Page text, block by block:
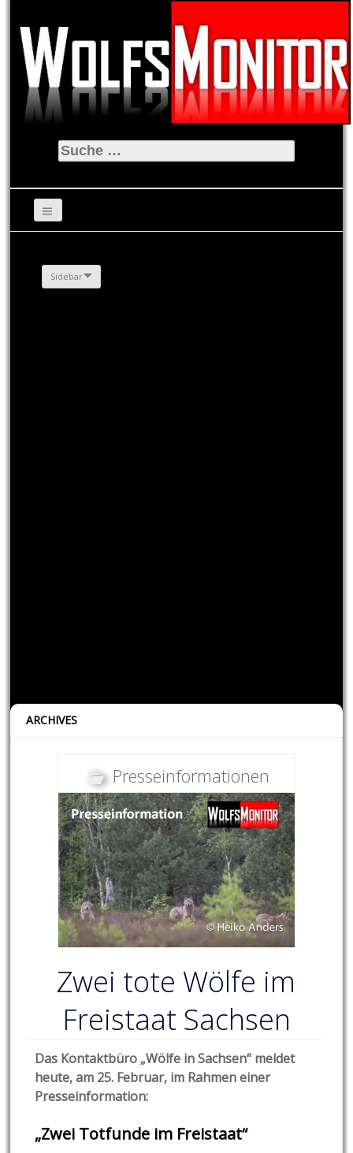
Suche
nach:
Sidebar
ARCHIVES
Presseinformationen
Zwei tote Wölfe im
Freistaat Sachsen
Das Kontaktbüro „Wölfe in Sachsen“ meldet
heute, am 25. Februar, im Rahmen einer
Presseinformation:
„Zwei Totfunde im Freistaat“